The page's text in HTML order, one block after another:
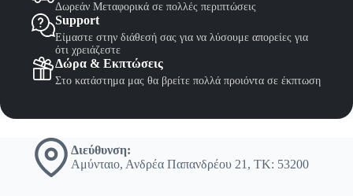
Δωρεάν Μεταφορικά σε πολλές περιπτώσεις
Support
Είμαστε στην διάθεσή σας για να λύσουμε απορείες για
ότι χρειάζεστε
Δώρα & Εκπτώσεις
Στο κατάστημα μας θα βρείτε πολλά προιόντα σε έκπτωση
Διεύθυνση:
Αμύνταιο, Ανδρέα Παπανδρέου 21, ΤΚ: 53200